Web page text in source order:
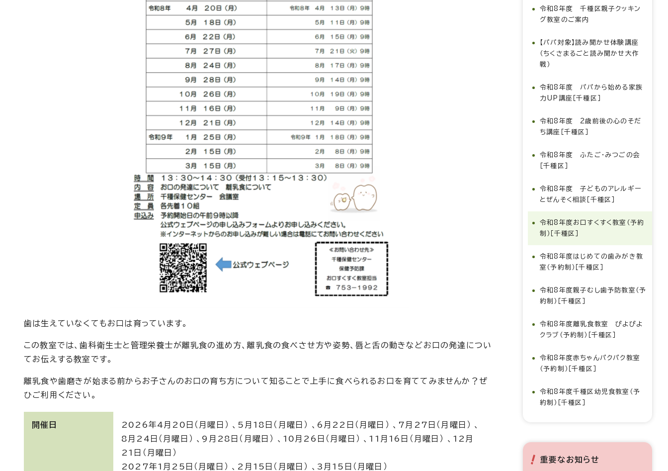
歯は生えていなくてもお口は育っています。
この教室では、歯科衛生士と管理栄養士が離乳食の進め方、離乳食の食べさせ方や姿勢、唇と舌の動きなどお口の発達につい
てお伝えする教室です。
離乳食や歯磨きが始まる前からお子さんのお口の育ち方について知ることで上手に食べられるお口を育ててみませんか？ぜ
ひご利用ください。
開催日
2026年4月20日（月曜日） 、5月18日（月曜日） 、6月22日（月曜日） 、7月27日（月曜日） 、
8月24日（月曜日） 、9月28日（月曜日） 、10月26日（月曜日） 、11月16日（月曜日） 、12月
21日（月曜日）
2027年1月25日（月曜日） 、2月15日（月曜日） 、3月15日（月曜日）
令和8年度 千種区親子クッキン
グ教室のご案内
【パパ対象】読み聞かせ体験講座
（ちくさまるごと読み聞かせ大作
戦）
令和8年度 パパから始める家族
力UP講座［千種区］
令和8年度 2歳前後の心のそだ
ち講座［千種区］
令和8年度 ふたご・みつごの会
［千種区］
令和8年度 子どものアレルギー
とぜんそく相談［千種区］
令和8年度お口すくすく教室（予約
制）［千種区］
令和8年度はじめての歯みがき教
室（予約制）［千種区］
令和8年度親子むし歯予防教室（予
約制）［千種区］
令和8年度離乳食教室 ぴよぴよ
クラブ（予約制）［千種区］
令和8年度赤ちゃんパクパク教室
（予約制）［千種区］
令和8年度千種区幼児食教室（予
約制）［千種区］
重要なお知らせ